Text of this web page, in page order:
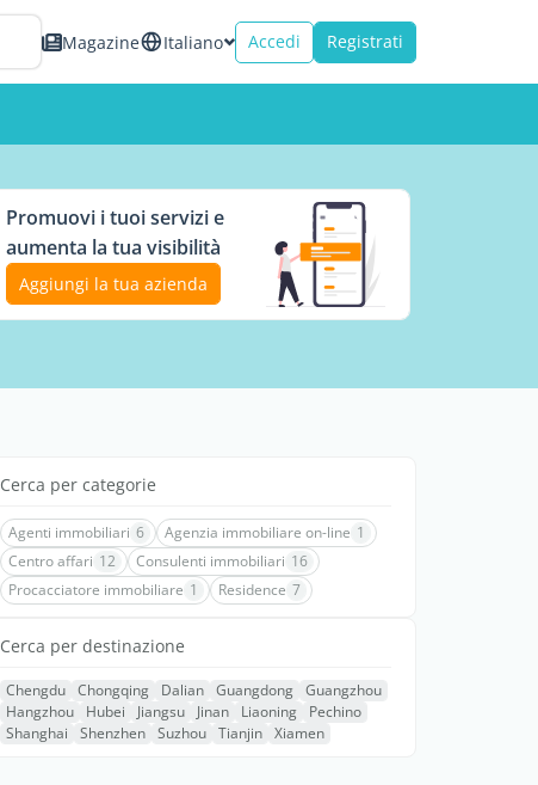
Magazine Italiano Accedi Registrati
Promuovi i tuoi servizi e
aumenta la tua visibilità
Aggiungi la tua azienda
Cerca per categorie
Agenti immobiliari 6 Agenzia immobiliare on-line 1
Centro affari 12 Consulenti immobiliari 16
Procacciatore immobiliare 1 Residence 7
Cerca per destinazione
Chengdu Chongqing Dalian Guangdong Guangzhou
Hangzhou
Hubei Jiangsu Jinan Liaoning
Pechino
Shanghai
Shenzhen Suzhou Tianjin Xiamen